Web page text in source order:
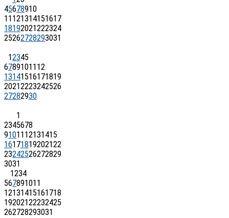
45678910
11121314151617
18192021222324
25262728293031
12345
6789101112
13141516171819
20212223242526
27282930
1
2345678
9101112131415
16171819202122
23242526272829
3031
1234
567891011
12131415161718
19202122232425
262728293031